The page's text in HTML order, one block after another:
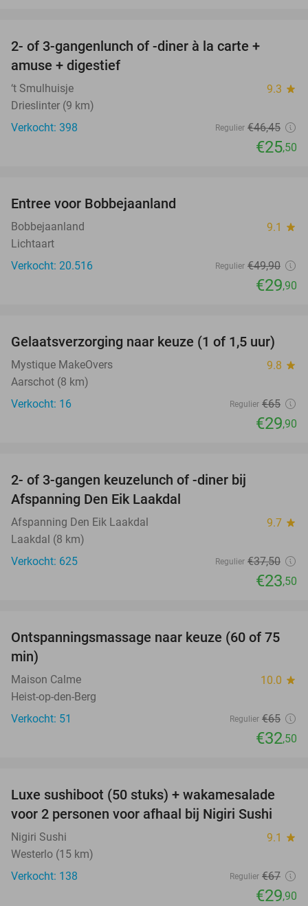
2- of 3-gangenlunch of -diner à la carte +
amuse + digestief
‘t Smulhuisje 9.3 star
Drieslinter (9 km)
Verkocht: 398
Regulier €46,45
€25,50
Entree voor Bobbejaanland
Bobbejaanland 9.1 star
Lichtaart
Verkocht: 20.516
Regulier €49,90
€29,90
54%
Gelaatsverzorging naar keuze (1 of 1,5 uur)
Mystique MakeOvers 9.8 star
Aarschot (8 km)
Verkocht: 16
Regulier €65
€29,90
2- of 3-gangen keuzelunch of -diner bij
Afspanning Den Eik Laakdal
Afspanning Den Eik Laakdal 9.7 star
Laakdal (8 km)
Verkocht: 625
Regulier €37,50
€23,50
50%
Ontspanningsmassage naar keuze (60 of 75
min)
Maison Calme 10.0 star
Heist-op-den-Berg
Verkocht: 51
Regulier €65
€32,50
55%
Luxe sushiboot (50 stuks) + wakamesalade
voor 2 personen voor afhaal bij Nigiri Sushi
Nigiri Sushi 9.1 star
Westerlo (15 km)
Verkocht: 138
Regulier €67
€29,90